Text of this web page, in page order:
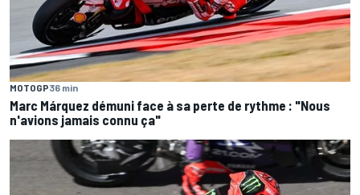
MOTOGP36 min
Marc Márquez démuni face à sa perte de rythme : "Nous
n'avions jamais connu ça"